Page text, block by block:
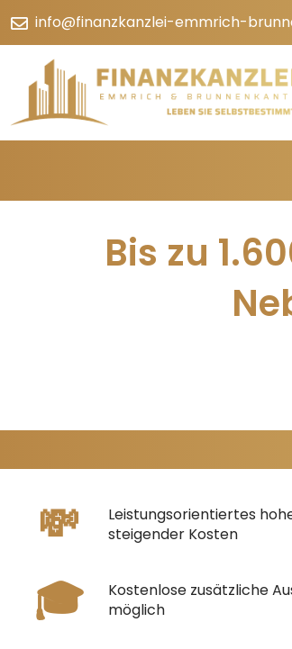
info@finanzkanzlei-emmrich-
Bis zu
💸
Leistungsorientiertes
steigender Kosten
🎓
Kostenlose zusätzliche
möglich